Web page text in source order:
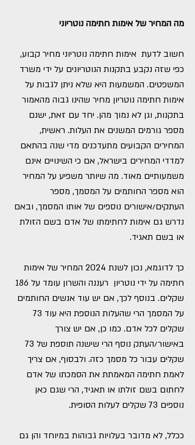
מה המחיר של אימות חתימה נוטריוני
חשוב לדעת  אימות חתימה נוטריוני מחיר קבוע,
כפי שזה נקבע בתקנות הנוטריונים על ידי משרד
המשפטים. המשמעות היא שלא ניתן לגבות על
אימות חתימה נוטריון מחיר שהינו גבוה מהאמור
בתקנות, וגן לא נמוך מהן. יחד עם זאת, ישנם
מספר גורמים המשנים את העלות. ראשית,
המחירים הקבועים מתעדכנים מדי שנה בהתאם
למדדי המחירים בישראל, אם כי השינויים אינם
משמעותיים מאוד. מה שיותר משפיע על המחיר
הוא מספר החותמים על המסמך, מספר
העתקים/אישורים נוספים של אותו המסמך, ובאם
נדרש גם אימות לחתימתו של אדם בשם הזולת
או בשם תאגיד.
כך לדוגמא, נכון לשנת 2024 המחיר של אימות
שקלים. בנוסף לכך, אם יש עוד אנשים החותמים
שקלים לכל אדם. כמו כן, אם יש צורך
שקלים עבור כל מסמך כזה. ולבסוף, אם צריך
לאמת חתימה המאמתת את הסמכתו של אדם
לחתום בשם זולתו או תאגיד, הרי שגם כאן
נוספים 73 שקלים לעלות הסופית.
ככלל, לא מדובר בעלויות גבוהות במיוחד והן גם